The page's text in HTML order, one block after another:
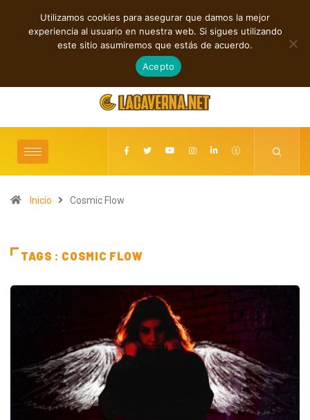
TENDENCIAS
reflexiona sobre el perdón en “WE MUST LEARN TO FORGIVE”
agosto 6, 2026
Inicio Cosmic Flow
TAGS : COSMIC FLOW
Utilizamos cookies para asegurar que damos la mejor
experiencia al usuario en nuestra web. Si sigues utilizando
este sitio asumiremos que estás de acuerdo.
Acepto